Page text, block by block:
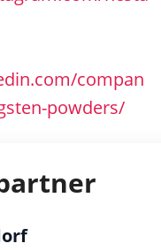
compan
powders/